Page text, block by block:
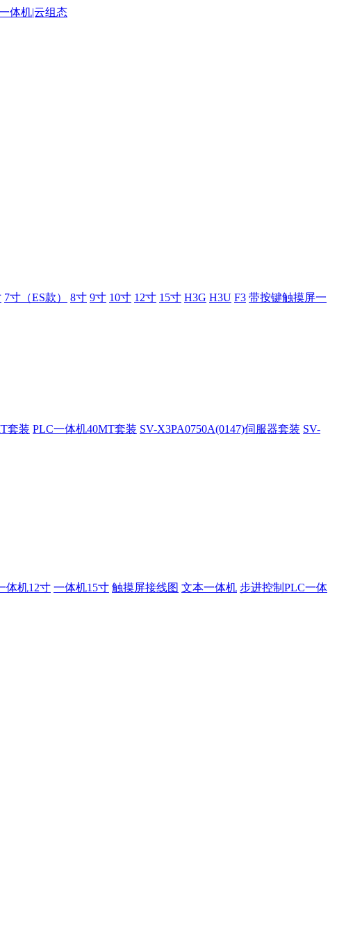
7寸（ES款） 8寸 9寸 10寸 12寸 15寸 H3G H3U F3 带按键触摸屏一
套装 PLC一体机40MT套装 SV-X3PA0750A(0147)伺服器套装 SV-
体机12寸 一体机15寸 触摸屏接线图 文本一体机 步进控制PLC一体